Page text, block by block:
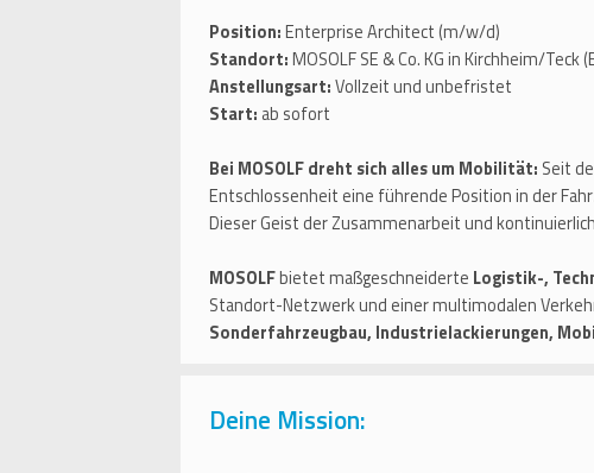
Position:Enterprise Architect (m/w/d)
Standort:MOSOLF SE & Co. KG in Kirchheim/
Anstellungsart:Vollzeit und unbefristet
Start: ab sofort
Bei MOSOLF dreht sich alles um Mobilität: Seit
Entschlossenheit eine führende Position in der
Dieser Geist der Zusammenarbeit und
MOSOLFbietet maßgeschneiderte Logistik-,
Standort-Netzwerk und einer multimodalen
Sonderfahrzeugbau, Industrielackierungen,
Deine Mission: